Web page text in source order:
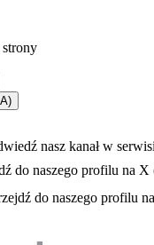
- otwiera się w nowej karcie
nasz kanał w
w nowej karcie
do naszego profilu na
- otwiera się w nowej karcie
do naszego profilu